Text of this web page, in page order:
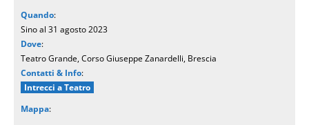
Quando:
Sino al 31 agosto 2023
Dove:
Teatro Grande, Corso Giuseppe Zanardelli, Brescia
Contatti & Info:
Intrecci a Teatro
Mappa: